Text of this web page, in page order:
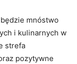
mnóstwo
i kulinarnych w
strefa
pozytywne